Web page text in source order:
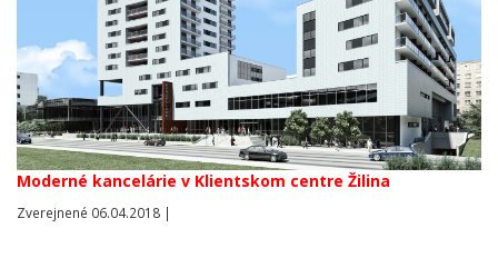
Moderné kancelárie v Klientskom centre Žilina
Zverejnené 06.04.2018 |